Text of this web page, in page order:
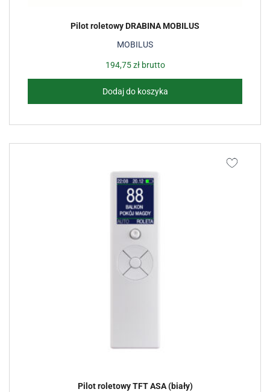
MOBILUS
Pilot roletowy DRABINA MOBILUS
194,75złbrutto
Dodaj do koszyka
Pilot roletowy TFT ASA (biały)